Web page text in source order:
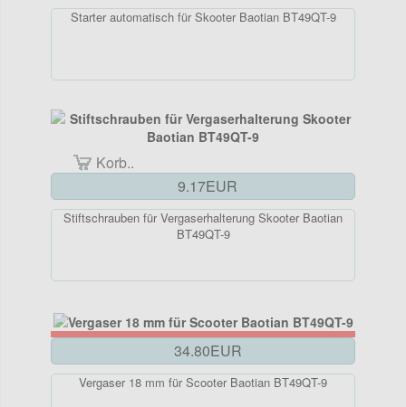
Starter automatisch für Skooter Baotian BT49QT-9
Korb..
9.17EUR
Stiftschrauben für Vergaserhalterung Skooter Baotian
BT49QT-9
34.80EUR
Vergaser 18 mm für Scooter Baotian BT49QT-9